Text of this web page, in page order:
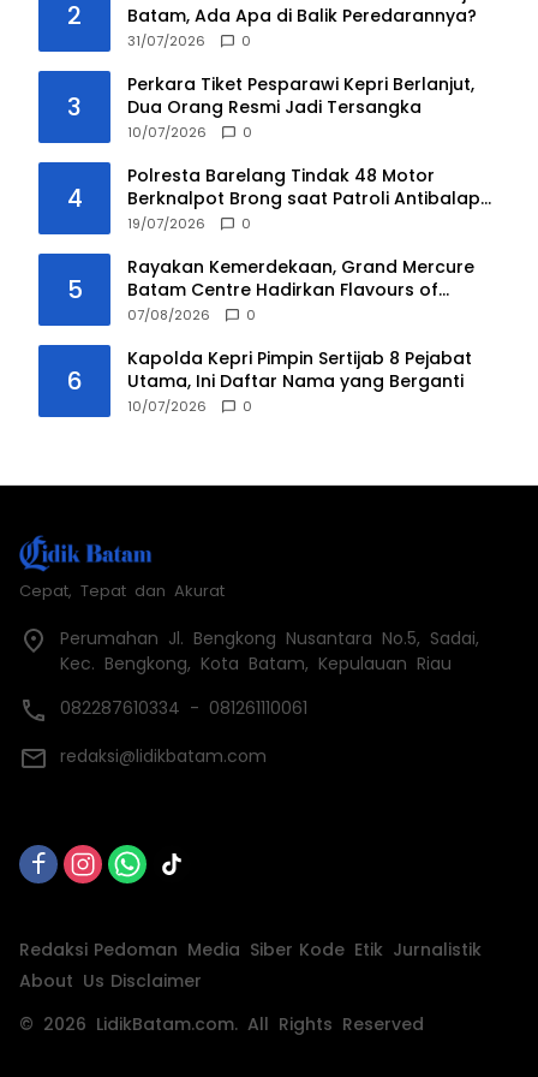
2
Batam, Ada Apa di Balik Peredarannya?
31/07/2026 0
3
Perkara Tiket Pesparawi Kepri Berlanjut,
Dua Orang Resmi Jadi Tersangka
10/07/2026 0
4
Polresta Barelang Tindak 48 Motor
Berknalpot Brong saat Patroli Antibalap
Liar
19/07/2026 0
5
Rayakan Kemerdekaan, Grand Mercure
Batam Centre Hadirkan Flavours of
Nusantara
07/08/2026 0
6
Kapolda Kepri Pimpin Sertijab 8 Pejabat
Utama, Ini Daftar Nama yang Berganti
10/07/2026 0
Cepat, Tepat dan Akurat
Perumahan Jl. Bengkong Nusantara No.5, Sadai,
Kec. Bengkong, Kota Batam, Kepulauan Riau
082287610334 - 081261110061
redaksi@lidikbatam.com
Redaksi Pedoman Media Siber Kode Etik Jurnalistik
About Us Disclaimer
© 2026 LidikBatam.com. All Rights Reserved